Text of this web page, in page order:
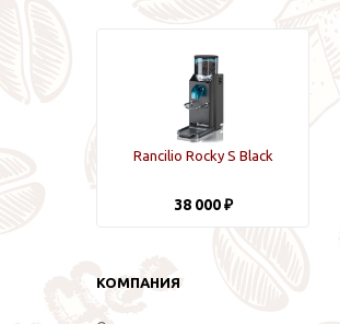
Rancilio Rocky S Black
38 000 ₽
КОМПАНИЯ